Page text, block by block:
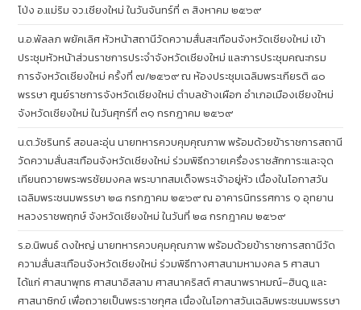
โป่ง อ.แม่ริม จว.เชียงใหม่ ในวันจันทร์ที่ ๓ สิงหาคม ๒๕๖๙
น.อ.พัลลภ พยัคเลิศ หัวหน้าสถานีวัดความสั่นสะเทือนจังหวัดเชียงใหม่ เข้า
ประชุมหัวหน้าส่วนราชการประจำจังหวัดเชียงใหม่ และการประชุมคณะกรม
การจังหวัดเชียงใหม่ ครั้งที่ ๗/๒๕๖๙ ณ ห้องประชุมเฉลิมพระเกียรติ ๘๐
พรรษา ศูนย์ราชการจังหวัดเชียงใหม่ ตำบลช้างเผือก อำเภอเมืองเชียงใหม่
จังหวัดเชียงใหม่ ในวันศุกร์ที่ ๓๑ กรกฎาคม ๒๕๖๙
น.ต.วัชรินทร์ สอนละอุ่น นายทหารควบคุมคุณภาพ พร้อมด้วยข้าราชการสถานี
วัดความสั่นสะเทือนจังหวัดเชียงใหม่ ร่วมพิธีถวายเครื่องราชสักการะและจุด
เทียนถวายพระพรชัยมงคล พระบาทสมเด็จพระเจ้าอยู่หัว เนื่องในโอกาสวัน
เฉลิมพระชนมพรรษา ๒๘ กรกฎาคม ๒๕๖๙ ณ อาคารนิทรรศการ ๑ อุทยาน
หลวงราชพฤกษ์ จังหวัดเชียงใหม่ ในวันที่ ๒๘ กรกฎาคม ๒๕๖๙
ร.อ.นิพนธ์ ดงใหญ่ นายทหารควบคุมคุณภาพ พร้อมด้วยข้าราชการสถานีวัด
ความสั่นสะเทือนจังหวัดเชียงใหม่ ร่วมพิธีทางศาสนามหามงคล 5 ศาสนา
ได้แก่ ศาสนาพุทธ ศาสนาอิสลาม ศาสนาคริสต์ ศาสนาพราหมณ์–ฮินดู และ
ศาสนาซิกข์ เพื่อถวายเป็นพระราชกุศล เนื่องในโอกาสวันเฉลิมพระชนมพรรษา